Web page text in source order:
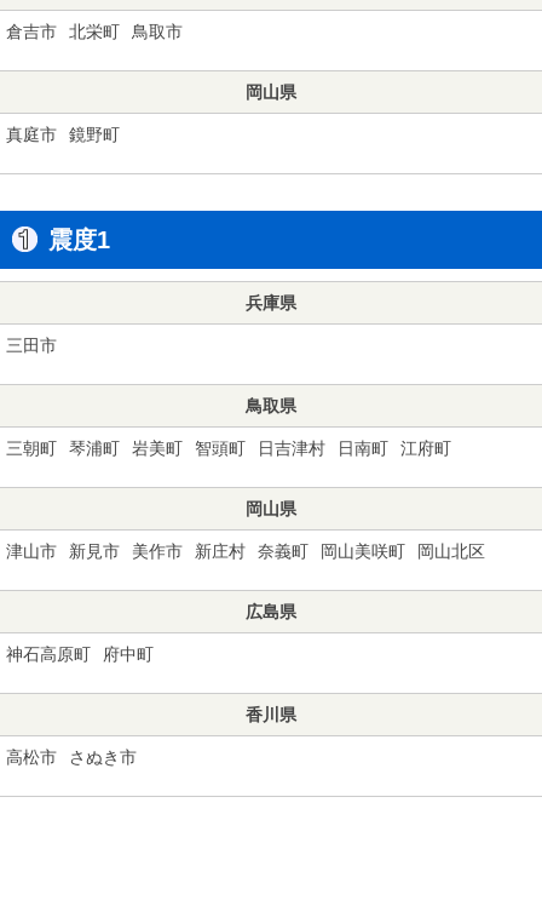
倉吉市 北栄町 鳥取市
岡山県
真庭市 鏡野町
震度1
兵庫県
三田市
鳥取県
三朝町 琴浦町 岩美町 智頭町 日吉津村 日南町 江府町
岡山県
津山市 新見市 美作市 新庄村 奈義町 岡山美咲町 岡山北区
広島県
神石高原町 府中町
香川県
高松市 さぬき市